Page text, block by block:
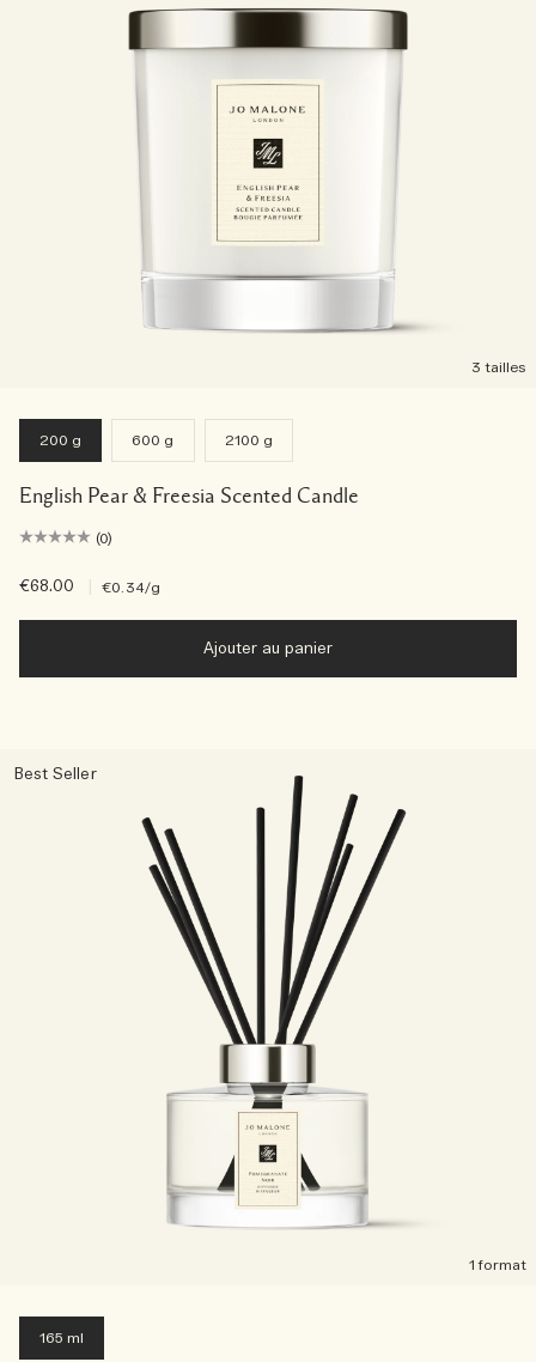
3 tailles
200 g 600 g 2100 g
English Pear & Freesia Scented Candle
(0)
€68.00 €0.34/g
Ajouter au panier
Best Seller
1 format
165 ml